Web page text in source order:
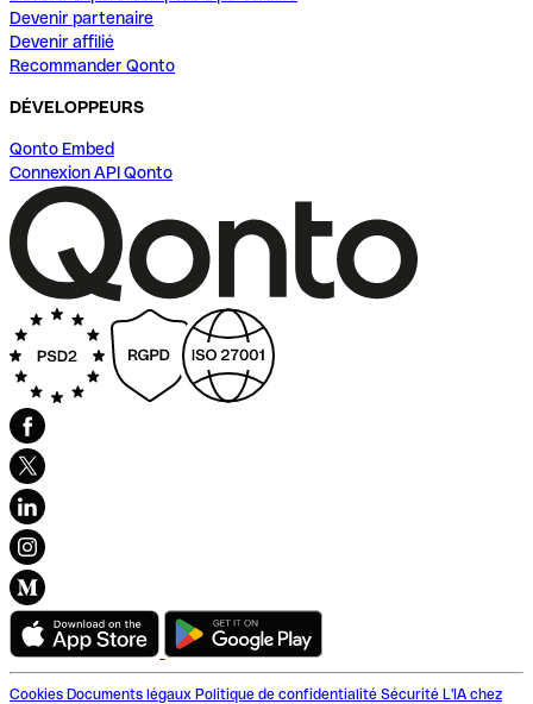
Devenir partenaire
Devenir affilié
Recommander Qonto
DÉVELOPPEURS
Qonto Embed
Connexion API Qonto
Cookies Documents légaux Politique de confidentialité Sécurité L'IA chez